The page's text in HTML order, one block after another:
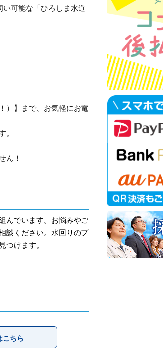
い可能な「ひろしま水道
）】まで、お気軽にお電
。
ん！
んでいます。お悩みやご
談ください。水回りのプ
つけます。
こちら